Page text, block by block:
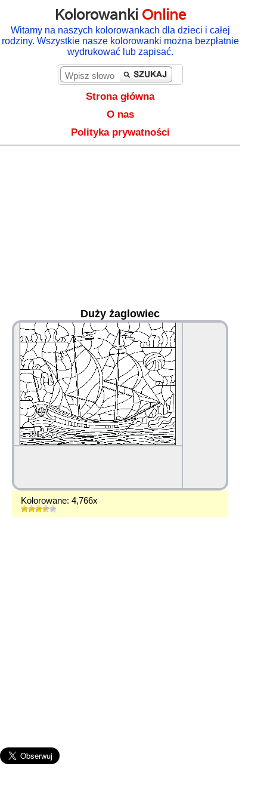
Kolorowanki Online
Witamy na naszych kolorowankach dla dzieci i całej
rodziny. Wszystkie nasze kolorowanki można bezpłatnie
wydrukować lub zapisać.
Strona główna
O nas
Polityka prywatności
Duży żaglowiec
36
Kolorowane: 4,766x